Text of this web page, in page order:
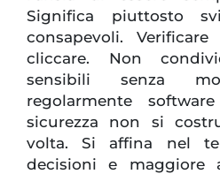
Significa piuttosto
consapevoli.
cliccare. Non
sensibili senza
regolarmente
sicurezza non si
volta. Si affina nel
decisioni e maggiore